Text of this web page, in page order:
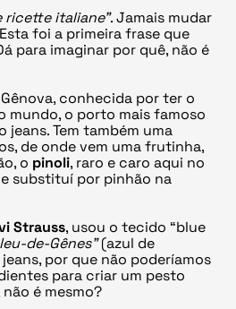
ricette italiane”. Jamais mudar
foi a primeira frase que
para imaginar por quê, não é
conhecida por ter o
mundo, o porto mais famoso
jeans. Tem também uma
de onde vem uma frutinha,
o pinoli, raro e caro aqui no
substituí por pinhão na
Strauss, usou o tecido “blue
de-Gênes”(azul de
por que não poderíamos
para criar um pesto
é mesmo?